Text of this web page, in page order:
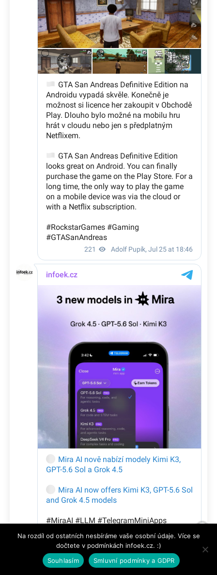
Na rozdíl od ostatních nesbíráme vaše osobní údaje. Více se
dočtete v podmínkách infoek.cz. :)
Souhlasím
Smluvní podmínky a GDPR